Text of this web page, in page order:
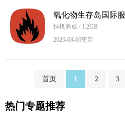
氧化物生存岛国际服
挂机养成 / 1.2GB
2026-08-06更新
首页 1 2 3
热门专题推荐